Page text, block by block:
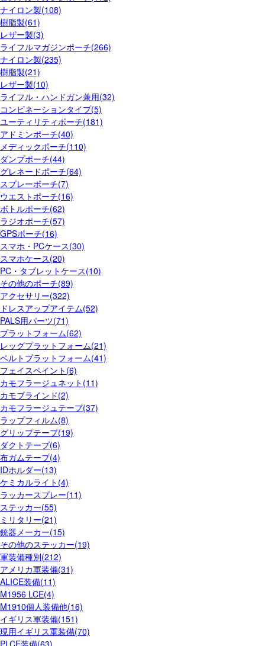
ナイロン製(108)
樹脂製(61)
レザー製(3)
ライフルマガジンポーチ(266)
ナイロン製(235)
樹脂製(21)
レザー製(10)
ライフル・ハンドガン兼用(32)
コンビネーションタイプ(5)
ユーティリティポーチ(181)
アドミンポーチ(40)
メディックポーチ(110)
ダンプポーチ(44)
グレネードポーチ(64)
スプレーポーチ(7)
ウエストポーチ(16)
ボトルポーチ(62)
ラジオポーチ(57)
GPSポーチ(16)
スマホ・PCケース(30)
スマホケース(20)
PC・タブレットケース(10)
その他のポーチ(89)
アクセサリー(322)
ドレスアップアイテム(52)
PALS用パーツ(71)
プラットフォーム(62)
レッグプラットフォーム(21)
ベルトプラットフォーム(41)
フェイスペイント(6)
カモフラージュネット(11)
カモブラインド(2)
カモフラージュテープ(37)
ラップフィルム(8)
グリップテープ(19)
ダクトテープ(6)
布ガムテープ(4)
IDホルダー(13)
ケミカルライト(4)
ラッカースプレー(11)
ステッカー(55)
ミリタリー(21)
銃器メーカー(15)
その他のステッカー(19)
軍装備種別(212)
アメリカ軍装備(31)
ALICE装備(11)
M1956 LCE(4)
M1910個人装備他(16)
イギリス軍装備(151)
現用イギリス軍装備(70)